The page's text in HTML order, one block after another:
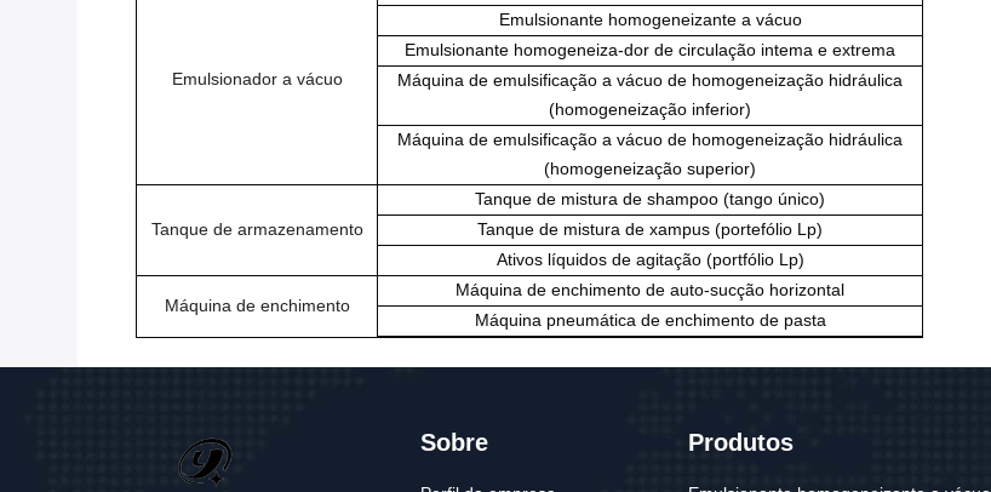
Emulsionador a vácuo
Emulsionante homogeneizante a vácuo
Emulsionante homogeneiza-dor de circulação intema e extrema
Máquina de emulsificação a vácuo de homogeneização hidráulica
(homogeneização inferior)
Máquina de emulsificação a vácuo de homogeneização hidráulica
(homogeneização superior)
Tanque de armazenamento
Tanque de mistura de shampoo (tango único)
Tanque de mistura de xampus (portefólio Lp)
Ativos líquidos de agitação (portfólio Lp)
Máquina de enchimento
Máquina de enchimento de auto-sucção horizontal
Máquina pneumática de enchimento de pasta
Sobre Produtos